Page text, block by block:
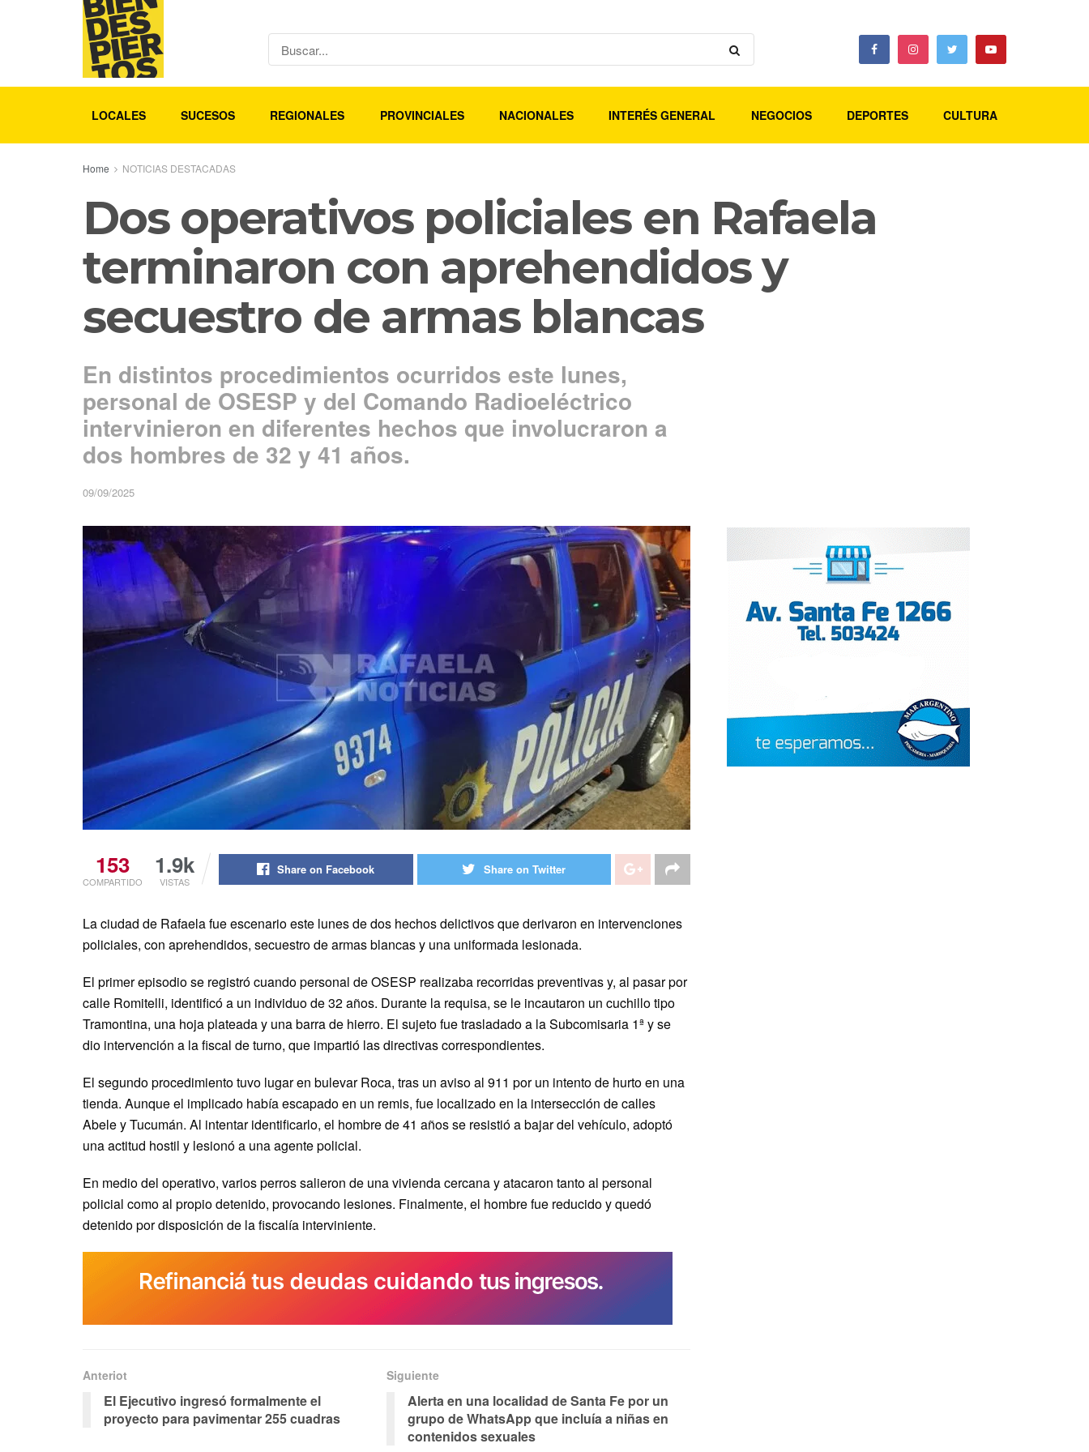
LOCALES SUCESOS REGIONALES PROVINCIALES NACIONALES INTERÉS GENERAL NEGOCIOS DEPORTES CULTURA
Home NOTICIAS DESTACADAS
Dos operativos policiales en Rafaela
terminaron con aprehendidos y
secuestro de armas blancas
En distintos procedimientos ocurridos este lunes,
personal de OSESP y del Comando Radioeléctrico
intervinieron en diferentes hechos que involucraron a
dos hombres de 32 y 41 años.
09/09/2025
153
COMPARTIDO
1.9k
VISTAS
Share on Facebook Share on Twitter
La ciudad de Rafaela fue escenario este lunes de dos hechos delictivos que derivaron en intervenciones
policiales, con aprehendidos, secuestro de armas blancas y una uniformada lesionada.
El primer episodio se registró cuando personal de OSESP realizaba recorridas preventivas y, al pasar por
calle Romitelli, identificó a un individuo de 32 años. Durante la requisa, se le incautaron un cuchillo tipo
Tramontina, una hoja plateada y una barra de hierro. El sujeto fue trasladado a la Subcomisaria 1ª y se
dio intervención a la fiscal de turno, que impartió las directivas correspondientes.
El segundo procedimiento tuvo lugar en bulevar Roca, tras un aviso al 911 por un intento de hurto en una
tienda. Aunque el implicado había escapado en un remis, fue localizado en la intersección de calles
Abele y Tucumán. Al intentar identificarlo, el hombre de 41 años se resistió a bajar del vehículo, adoptó
una actitud hostil y lesionó a una agente policial.
En medio del operativo, varios perros salieron de una vivienda cercana y atacaron tanto al personal
policial como al propio detenido, provocando lesiones. Finalmente, el hombre fue reducido y quedó
detenido por disposición de la fiscalía interviniente.
Anteriot
El Ejecutivo ingresó formalmente el
proyecto para pavimentar 255 cuadras
Siguiente
Alerta en una localidad de Santa Fe por un
grupo de WhatsApp que incluía a niñas en
contenidos sexuales